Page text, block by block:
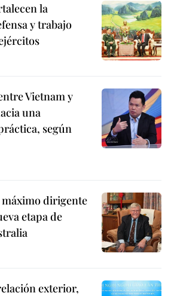
la
y trabajo
Vietnam y
una
según
dirigente
etapa de
exterior,